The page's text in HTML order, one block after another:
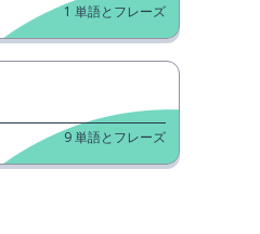
1 単語とフレーズ
9単語とフレーズ